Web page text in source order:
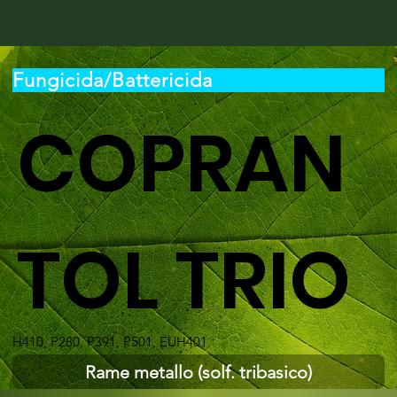
H410, P280, P391, P501, EUH401
COPRAN
TOL TRIO
Fungicida/Battericida
Rame metallo (solf. tribasico)